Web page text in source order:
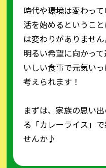
時代や環境は変わっ
活を始めるというこ
は変わりがありませ
明るい希望に向かっ
いしい食事で元気い
考えられます！
まずは、家族の思い
る「カレーライス」
せんか♪